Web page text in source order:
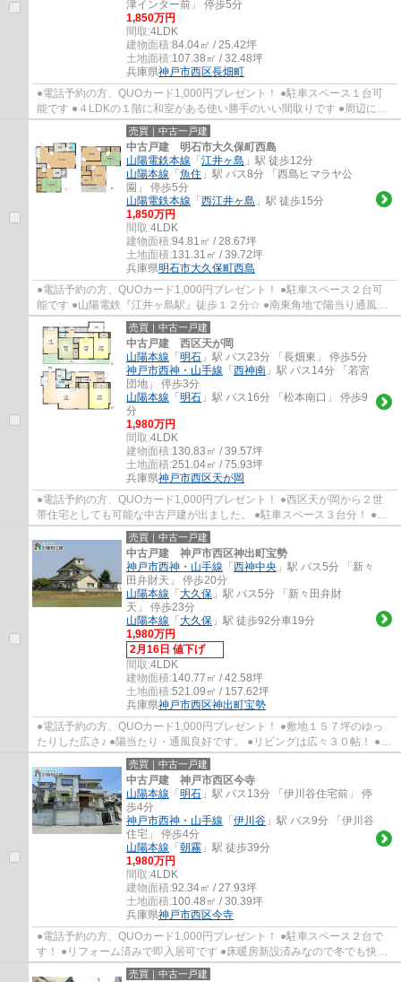
津インター前」 停歩5分
1,850万円
間取:4LDK
建物面積:84.04㎡ / 25.42坪
土地面積:107.38㎡ / 32.48坪
兵庫県神戸市西区長畑町
●電話予約の方、QUOカード1,000円プレゼント！ ●駐車スペース１台可
能です ●４LDKの１階に和室がある使い勝手のいい間取りです ●周辺には
お買い物が揃っていますので便利な立地です ●...
売買｜中古一戸建
中古戸建 明石市大久保町西島
山陽電鉄本線 「江井ヶ島 」駅 徒歩12分
山陽本線 「魚住 」駅 バス8分 「西島ヒマラヤ公
園」 停歩5分
山陽電鉄本線 「西江井ヶ島 」駅 徒歩15分
1,850万円
間取:4LDK
建物面積:94.81㎡ / 28.67坪
土地面積:131.31㎡ / 39.72坪
兵庫県明石市大久保町西島
●電話予約の方、QUOカード1,000円プレゼント！ ●駐車スペース２台可
能です ●山陽電鉄『江井ヶ島駅』徒歩１２分☆ ●南東角地で陽当り通風良
好です ●各居室収納有り＋納戸でお荷物もスッ...
売買｜中古一戸建
中古戸建 西区天が岡
山陽本線 「明石 」駅 バス23分 「長畑東」 停歩5分
神戸市西神・山手線 「西神南 」駅 バス14分 「若宮
団地」 停歩3分
山陽本線 「明石 」駅 バス16分 「松本南口」 停歩9
分
1,980万円
間取:4LDK
建物面積:130.83㎡ / 39.57坪
土地面積:251.04㎡ / 75.93坪
兵庫県神戸市西区天が岡
●電話予約の方、QUOカード1,000円プレゼント！ ●西区天が岡から２世
帯住宅としても可能な中古戸建が出ました。 ●駐車スペース３台分！ ●室
内はとてもきれいにお使いです。 ●玉津第一小...
売買｜中古一戸建
中古戸建 神戸市西区神出町宝勢
神戸市西神・山手線 「西神中央 」駅 バス5分 「新々
田弁財天」 停歩20分
山陽本線 「大久保 」駅 バス5分 「新々田弁財
天」 停歩23分
山陽本線 「大久保 」駅 徒歩92分車19分
1,980万円
2月16日 値下げ
間取:4LDK
建物面積:140.77㎡ / 42.58坪
土地面積:521.09㎡ / 157.62坪
兵庫県神戸市西区神出町宝勢
●電話予約の方、QUOカード1,000円プレゼント！ ●敷地１５７坪のゆっ
たりした広さ♪ ●陽当たり・通風良好です。 ●リビングは広々３０帖！ ●神
出小学校・神出中学校
売買｜中古一戸建
中古戸建 神戸市西区今寺
山陽本線 「明石 」駅 バス13分 「伊川谷住宅前」 停
歩4分
神戸市西神・山手線 「伊川谷 」駅 バス9分 「伊川谷
住宅」 停歩4分
山陽本線 「朝霧 」駅 徒歩39分
1,980万円
間取:4LDK
建物面積:92.34㎡ / 27.93坪
土地面積:100.48㎡ / 30.39坪
兵庫県神戸市西区今寺
●電話予約の方、QUOカード1,000円プレゼント！ ●駐車スペース２台で
す！ ●リフォーム済みで即入居可です ●床暖房新設済みなので冬でも快適
に暮らしていただけます☆ ●全居室に収納があ...
売買｜中古一戸建